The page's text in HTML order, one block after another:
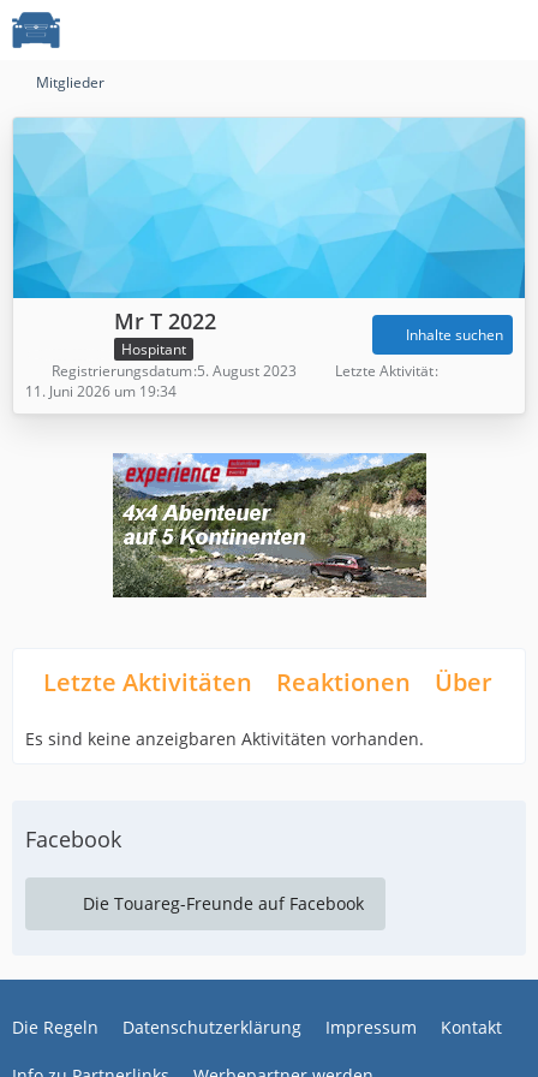
Mitglieder
Mr T 2022
Hospitant
Inhalte suchen
Registrierungsdatum 5. August 2023
Letzte Aktivität
11. Juni 2026 um 19:34
Letzte Aktivitäten Reaktionen Über
Es sind keine anzeigbaren Aktivitäten vorhanden.
Facebook
Die Touareg-Freunde auf Facebook
Die Regeln Datenschutzerklärung Impressum Kontakt